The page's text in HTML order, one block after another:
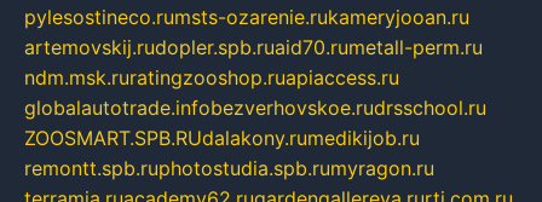
pylesostineco.rumsts-ozarenie.rukameryjooan.ru
artemovskij.rudopler.spb.ruaid70.rumetall-perm.ru
ndm.msk.ruratingzooshop.ruapiaccess.ru
globalautotrade.infobezverhovskoe.rudrsschool.ru
ZOOSMART.SPB.RUdalakony.rumedikijob.ru
remontt.spb.ruphotostudia.spb.rumyragon.ru